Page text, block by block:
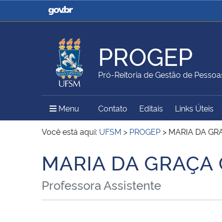
Casa Civil
Ministério da Justiça e
Ministério da Agricultura,
Pecuária e Abastecimento
Ministério da Educação
Ministério do Meio Ambiente Ministério do Turismo
Secretaria de Governo
Gabinete de Segurança
Institucional
PROGEP
Pró-Reitoria de Gestão de
Menu Menu Principal do Sítio
Contato Editais Links Úteis
Você está aqui: UFSM > PROGEP > MARIA DA
Início do conteúdo
MARIA DA
Professora Assistente